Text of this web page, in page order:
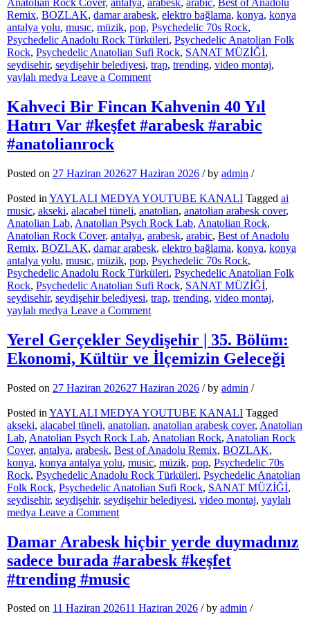
Anatolian Rock Cover, antalya, arabesk, arabic, Best of Anadolu
Remix, BOZLAK, damar arabesk, elektro bağlama, konya, konya
antalya yolu, musıc, müzik, pop, Psychedelic 70s Rock,
Psychedelic Anadolu Rock Türküleri, Psychedelic Anatolian Folk
Rock, Psychedelic Anatolian Sufi Rock, SANAT MÜZİĞİ,
seydisehir, seydişehir belediyesi, trap, trending, video montaj,
yaylalı medya Leave a Commenton
ŞARKISI
(HER
ZAMAN
#arabeskrap
#trap
#anatolianrock
Kahveci Bir Fincan Kahvenin 40 Yıl
Hatırı Var #keşfet #arabesk #arabic
#anatolianrock
Posted on 27 Haziran 202627 Haziran 2026 /by admin /
Posted in YAYLALI MEDYA YOUTUBE KANALI Tagged ai
music, akseki, alacabel tüneli, anatolian, anatolian arabesk cover,
Anatolian Lab, Anatolian Psych Rock Lab, Anatolian Rock,
Anatolian Rock Cover, antalya, arabesk, arabic, Best of Anadolu
Remix, BOZLAK, damar arabesk, elektro bağlama, konya, konya
antalya yolu, musıc, müzik, pop, Psychedelic 70s Rock,
Psychedelic Anadolu Rock Türküleri, Psychedelic Anatolian Folk
Rock, Psychedelic Anatolian Sufi Rock, SANAT MÜZİĞİ,
seydisehir, seydişehir belediyesi, trap, trending, video montaj,
yaylalı medya Leave a Commenton
Bir
Fincan
Kahvenin
Yıl
Hatırı
Var
#keşfet
#arabesk
#arabic
#anatolianrock
Yerel Gerçekler Seydişehir | 35. Bölüm:
Ekonomi, Kültür ve İlçemizin Geleceği
Posted on 27 Haziran 202627 Haziran 2026 /by admin /
Posted in YAYLALI MEDYA YOUTUBE KANALI Tagged
akseki, alacabel tüneli, anatolian, anatolian arabesk cover, Anatolian
Lab, Anatolian Psych Rock Lab, Anatolian Rock, Anatolian Rock
Cover, antalya, arabesk, Best of Anadolu Remix, BOZLAK,
konya, konya antalya yolu, music, müzik, pop, Psychedelic 70s
Rock, Psychedelic Anadolu Rock Türküleri, Psychedelic Anatolian
Folk Rock, Psychedelic Anatolian Sufi Rock, SANAT MÜZİĞİ,
seydisehir, seydişehir, seydişehir belediyesi, video montaj, yaylalı
medya Leave a Commenton
Gerçekler
Seydişehir
|
35.
Bölüm:
Kültür
Damar Arabesk hiçbir yerde duymadınız
sadece burada #arabesk #keşfet
#trending #music
Posted on 11 Haziran 202611 Haziran 2026 /by admin /